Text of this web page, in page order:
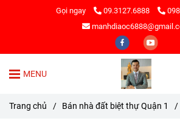
Gọi ngay 09.3127.6888
MENU
Trang chủ / Bán nhà đất biệt thự Quận 1 /